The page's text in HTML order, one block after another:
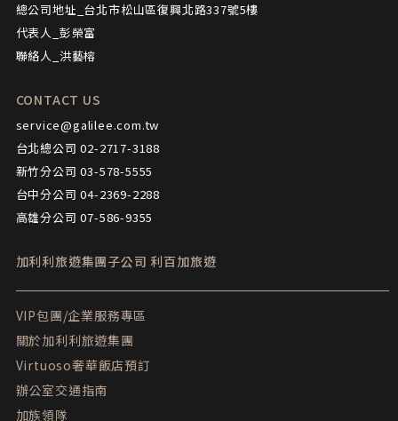
總公司地址_台北市松山區復興北路337號5樓
代表人_彭榮富
聯絡人_洪藝榕
CONTACT US
service@galilee.com.tw
台北總公司 02-2717-3188
新竹分公司 03-578-5555
台中分公司 04-2369-2288
高雄分公司 07-586-9355
加利利旅遊集團子公司 利百加旅遊
VIP包團/企業服務專區
關於加利利旅遊集團
Virtuoso奢華飯店預訂
辦公室交通指南
加族領隊